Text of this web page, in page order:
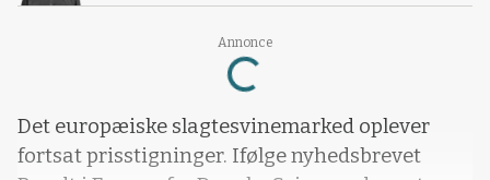
Annonce
Loading...
Det europæiske slagtesvinemarked oplever
fortsat prisstigninger. Ifølge nyhedsbrevet